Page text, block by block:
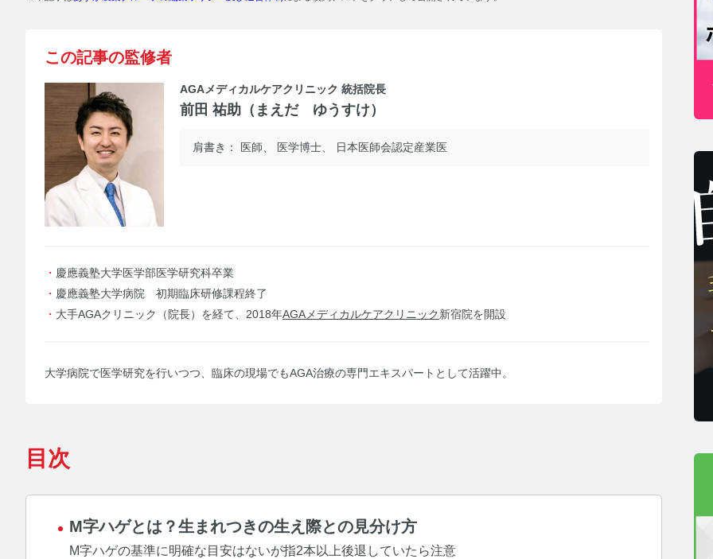
ネコの健康コラム TOP
【薄毛リスクチェック】毛髪ホルモン量測定キットのご紹
【ストレスを見える化】毛髪・爪ホルモン量検査キットの
医療機関・報道関係者の方へ
【医療機関向け】毛髪検査技術の資料ダウンロード
この記事の監修者
AGAメディカルケアクリニック 統括院長
前田 祐助（まえだ ゆうすけ）
肩書き： 医師 医学博士 ⽇本医師会認定産業医
慶應義塾大学医学部医学研究科卒業
慶應義塾大学病院 初期臨床研修課程終了
大手AGAクリニック（院長）を経て、2018年AGAメディカルケアクリニック新宿院を開設
大学病院で医学研究を行いつつ、臨床の現場でもAGA治療の専門エキスパートとして活躍中。
目次
M字ハゲとは？生まれつきの生え際との見分け方
M字ハゲの基準に明確な目安はないが指2本以上後退していたら注意